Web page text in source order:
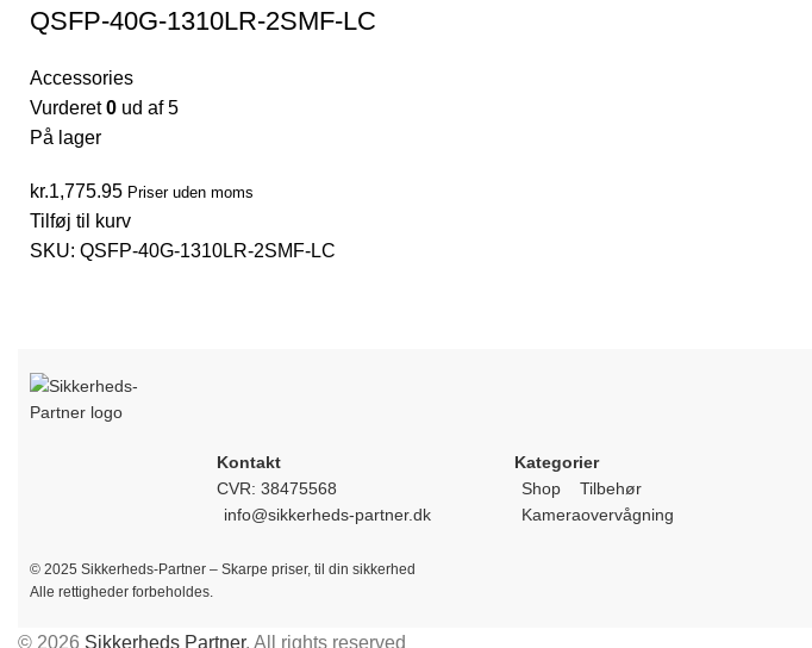
QSFP-40G-1310LR-2SMF-LC
Accessories
Vurderet0 ud af 5
På lager
kr.1,775.95 Priser uden moms
Tilføj til kurv
SKU: QSFP-40G-1310LR-2SMF-LC
Kontakt
CVR: 38475568
info@sikkerheds-partner.dk
Kategorier
Shop
Tilbehør
Kameraovervågning
© 2025 Sikkerheds-Partner – Skarpe priser, til din sikkerhed
Alle rettigheder forbeholdes.
© 2026 Sikkerheds Partner. All rights reserved